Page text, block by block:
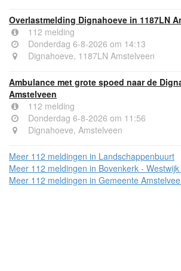
Overlastmelding Dignahoeve in 1187LN
112 melding
Donderdag 6-8-2026 om 14:13
Dignahoeve, 1187LN Amstelveen
Ambulance met grote spoed naar de
Amstelveen
112 melding
Donderdag 6-8-2026 om 11:56
Dignahoeve, Amstelveen
Meer 112 meldingen in Landschappenbuurt
Meer 112 meldingen in Bovenkerk -
Meer 112 meldingen in Gemeente